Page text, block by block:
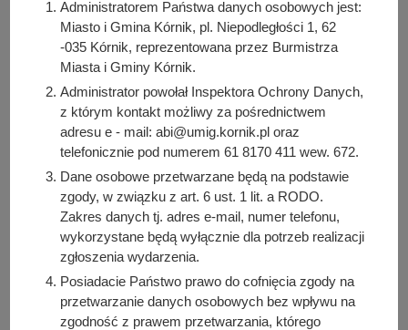
Administratorem Państwa danych osobowych jest:
Miasto i Gmina Kórnik, pl. Niepodległości 1, 62
-035 Kórnik, reprezentowana przez Burmistrza
Miasta i Gminy Kórnik.
Administrator powołał Inspektora Ochrony Danych,
z którym kontakt możliwy za pośrednictwem
adresu e - mail: abi@umig.kornik.pl oraz
telefonicznie pod numerem 61 8170 411 wew. 672.
Dane osobowe przetwarzane będą na podstawie
zgody, w związku z art. 6 ust. 1 lit. a RODO.
Zakres danych tj. adres e-mail, numer telefonu,
wykorzystane będą wyłącznie dla potrzeb realizacji
zgłoszenia wydarzenia.
Posiadacie Państwo prawo do cofnięcia zgody na
przetwarzanie danych osobowych bez wpływu na
zgodność z prawem przetwarzania, którego